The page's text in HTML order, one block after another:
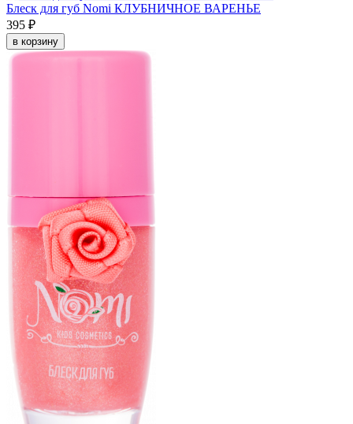
Блеск для губ Nomi КЛУБНИЧНОЕ ВАРЕНЬЕ
395 ₽
в корзину